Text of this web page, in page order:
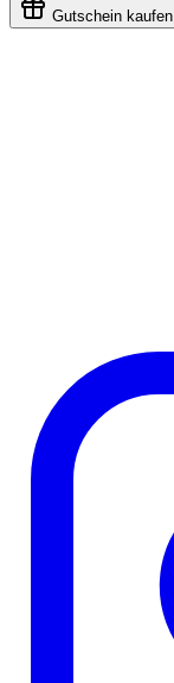
Gutschein kaufen